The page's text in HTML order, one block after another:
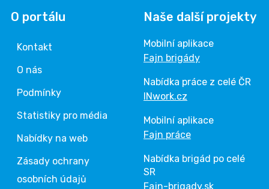
O portálu
Kontakt
O nás
Podmínky
Statistiky pro média
Nabídky na web
Zásady ochrany
osobních údajů
Naše další projekty
Mobilní aplikace
Fajn brigády
Nabídka práce z celé ČR
INwork.cz
Mobilní aplikace
Fajn práce
Nabídka brigád po celé
SR
Fajn-brigady.sk